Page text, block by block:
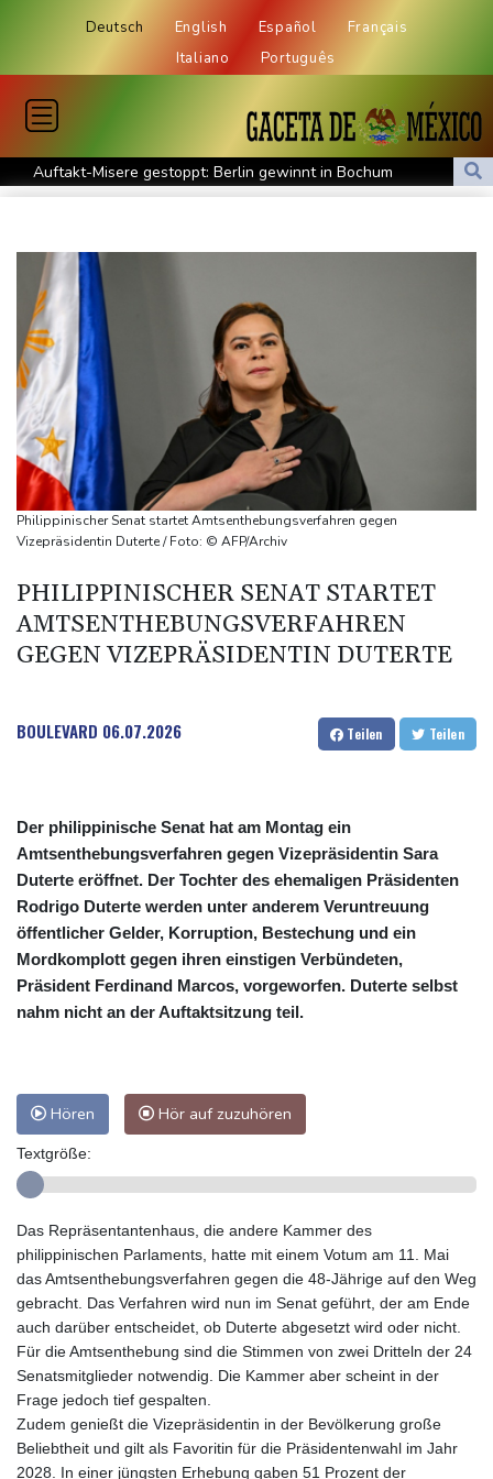
Deutsch English Español
Français
Italiano
Português
Auftakt-Misere gestoppt: Berlin gewinnt in Bochum
Trump macht erneut Druck auf Zentralbank-Vorständin Cook
Eurojackpot geknackt: Mehr als 32 Millionen Euro gehen nach
Nordrhein-Westfalen
Menschenrechtsgruppen: Mehr als 140 Tote bei Migrationskrise
in Ceuta
Mindestens zehn Tote bei Angriffen der pro-iranischen Huthis im
Jemen
US-Senat stimmt für verschärfte Sanktionen gegen Russland
US-Gericht setzt Bau von Trumps Ballsaal aus - Präsident
kündigt Berufung an
Direkt-ICE Berlin-Paris bleibt wegen Technikproblemen vorerst
Selenskyj erstmals seit Beginn von Ukraine-Krieg nach Serbien
gereist
Philippinischer Senat startet Amtsenthebungsverfahren gegen
Vizepräsidentin Duterte / Foto: © AFP/Archiv
PHILIPPINISCHER SENAT STARTET
AMTSENTHEBUNGSVERFAHREN
GEGEN VIZEPRÄSIDENTIN DUTERTE
BOULEVARD 06.07.2026 Teilen Teilen
Der philippinische Senat hat am Montag ein
Amtsenthebungsverfahren gegen Vizepräsidentin Sara
Duterte eröffnet. Der Tochter des ehemaligen Präsidenten
Rodrigo Duterte werden unter anderem Veruntreuung
öffentlicher Gelder, Korruption, Bestechung und ein
Mordkomplott gegen ihren einstigen Verbündeten,
Präsident Ferdinand Marcos, vorgeworfen. Duterte selbst
nahm nicht an der Auftaktsitzung teil.
Hören Hör auf zuzuhören
Textgröße:
Das Repräsentantenhaus, die andere Kammer des
philippinischen Parlaments, hatte mit einem Votum am 11. Mai
das Amtsenthebungsverfahren gegen die 48-Jährige auf den Weg
gebracht. Das Verfahren wird nun im Senat geführt, der am Ende
auch darüber entscheidet, ob Duterte abgesetzt wird oder nicht.
Für die Amtsenthebung sind die Stimmen von zwei Dritteln der 24
Senatsmitglieder notwendig. Die Kammer aber scheint in der
Frage jedoch tief gespalten.
Zudem genießt die Vizepräsidentin in der Bevölkerung große
Beliebtheit und gilt als Favoritin für die Präsidentenwahl im Jahr
2028. In einer jüngsten Erhebung gaben 51 Prozent der